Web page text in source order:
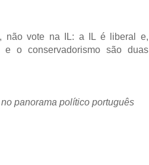
não vote na IL: a IL é liberal e,
e o conservadorismo são duas
panorama político português